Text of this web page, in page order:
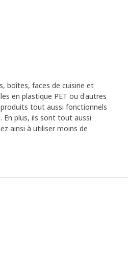
boîtes, faces de cuisine et
en plastique PET ou d'autres
tout aussi fonctionnels
En plus, ils sont tout aussi
ainsi à utiliser moins de